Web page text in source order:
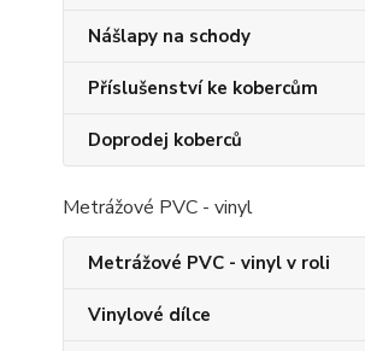
Nášlapy na schody
Příslušenství ke kobercům
Doprodej koberců
Metrážové PVC - vinyl
Metrážové PVC - vinyl v roli
Vinylové dílce